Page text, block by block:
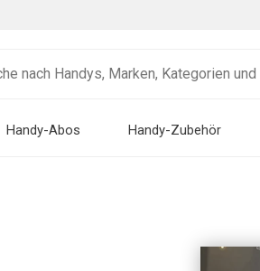
Handy-Abos Handy-Zubehör